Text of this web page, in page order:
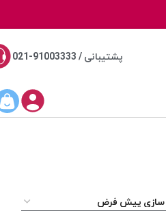
پشتیبانی / 91003333-021